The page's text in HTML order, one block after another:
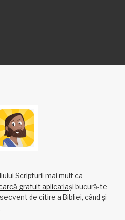
Scripturii mai mult ca
gratuit aplicațiași bucură-te
de citire a Bibliei, când și